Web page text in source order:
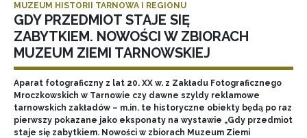
MUZEUM HISTORII TARNOWA I REGIONU
GDY PRZEDMIOT STAJE SIĘ
ZABYTKIEM. NOWOŚCI W ZBIORACH
MUZEUM ZIEMI TARNOWSKIEJ
Aparat fotograficzny z lat 20. XX w. z Zakładu Fotograficznego
Mroczkowskich w Tarnowie czy dawne szyldy reklamowe
tarnowskich zakładów – m.in. te historyczne obiekty będą po raz
pierwszy pokazane jako eksponaty na wystawie „Gdy przedmiot
staje się zabytkiem. Nowości w zbiorach Muzeum Ziemi